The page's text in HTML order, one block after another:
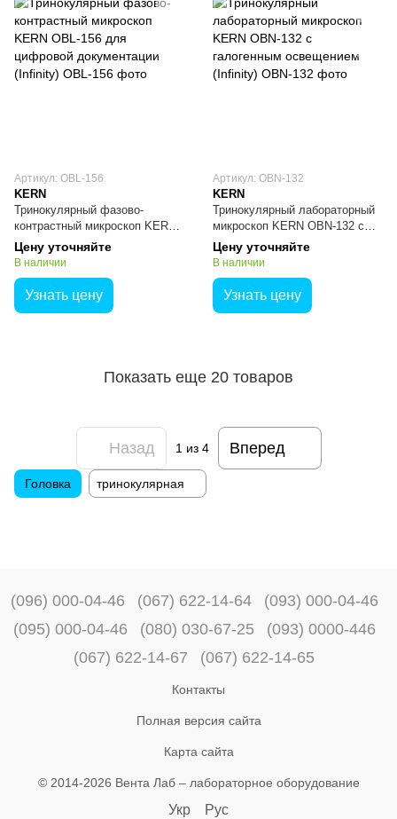
Артикул: OBL-156
KERN
Тринокулярный фазово-
контрастный микроскоп KERN
OBL-156 для цифровой
документации (Infinity)
Цену уточняйте
В наличии
Узнать цену
Артикул: OBN-132
KERN
Тринокулярный лабораторный
микроскоп KERN OBN-132 с
галогенным освещением
(Infinity)
Цену уточняйте
В наличии
Узнать цену
Показать еще 20 товаров
Назад 1 из 4 Вперед
Головка тринокулярная
(096) 000-04-46 (067) 622-14-64
(093) 000-04-46
(095) 000-04-46
(080) 030-67-25
(093) 0000-446
(067) 622-14-67
(067) 622-14-65
Контакты
Полная версия сайта
Карта сайта
© 2014-2026 Вента Лаб – лабораторное оборудование
Укр Рус